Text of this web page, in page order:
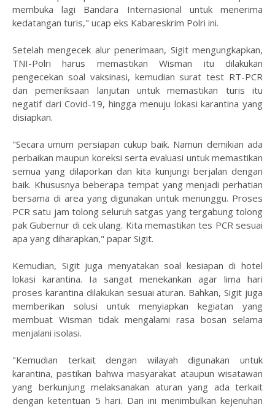
membuka lagi Bandara Internasional untuk menerima
kedatangan turis," ucap eks Kabareskrim Polri ini.
Setelah mengecek alur penerimaan, Sigit mengungkapkan,
TNI-Polri harus memastikan Wisman itu dilakukan
pengecekan soal vaksinasi, kemudian surat test RT-PCR
dan pemeriksaan lanjutan untuk memastikan turis itu
negatif dari Covid-19, hingga menuju lokasi karantina yang
disiapkan.
"Secara umum persiapan cukup baik. Namun demikian ada
perbaikan maupun koreksi serta evaluasi untuk memastikan
semua yang dilaporkan dan kita kunjungi berjalan dengan
baik. Khususnya beberapa tempat yang menjadi perhatian
bersama di area yang digunakan untuk menunggu. Proses
PCR satu jam tolong seluruh satgas yang tergabung tolong
pak Gubernur di cek ulang. Kita memastikan tes PCR sesuai
apa yang diharapkan," papar Sigit.
Kemudian, Sigit juga menyatakan soal kesiapan di hotel
lokasi karantina. Ia sangat menekankan agar lima hari
proses karantina dilakukan sesuai aturan. Bahkan, Sigit juga
memberikan solusi untuk menyiapkan kegiatan yang
membuat Wisman tidak mengalami rasa bosan selama
menjalani isolasi.
"Kemudian terkait dengan wilayah digunakan untuk
karantina, pastikan bahwa masyarakat ataupun wisatawan
yang berkunjung melaksanakan aturan yang ada terkait
dengan ketentuan 5 hari. Dan ini menimbulkan kejenuhan